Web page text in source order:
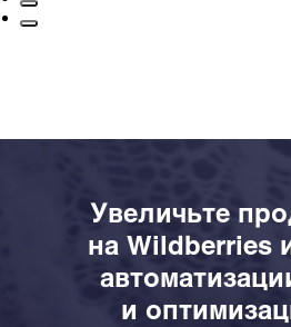
Увеличьте
на Wildberries
и